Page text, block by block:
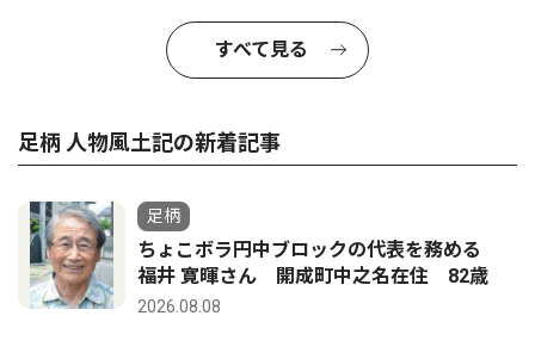
すべて見る
足柄 人物風土記の新着記事
足柄
ちょこボラ円中ブロックの代表を務める
福井 寛暉さん 開成町中之名在住 82歳
2026.08.08